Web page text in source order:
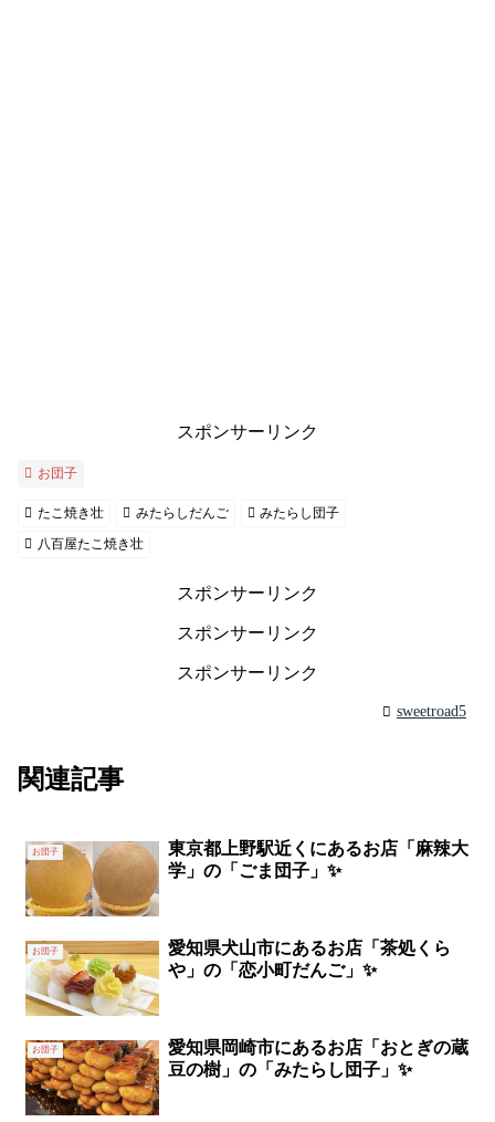
スポンサーリンク
お団子
たこ焼き壮 みたらしだんご
みたらし団子
八百屋たこ焼き壮
スポンサーリンク
スポンサーリンク
スポンサーリンク
sweetroad5
関連記事
お団子
東京都上野駅近くにあるお店「麻辣大
学」の「ごま団子」✨
お団子
愛知県犬山市にあるお店「茶処くら
や」の「恋小町だんご」✨
お団子
愛知県岡崎市にあるお店「おとぎの蔵
豆の樹」の「みたらし団子」✨